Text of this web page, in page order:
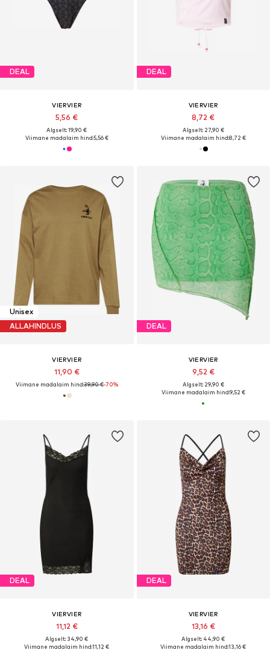
DEAL
VIERVIER
5,56 €
Algselt: 19,90 €
Viimane madalaim hind:5,56 €
DEAL
VIERVIER
8,72 €
Algselt: 27,90 €
Viimane madalaim hind:8,72 €
Unisex
ALLAHINDLUS
VIERVIER
11,90 €
Viimane madalaim hind:39,90 €-70%
DEAL
VIERVIER
9,52 €
Algselt: 29,90 €
Viimane madalaim hind:9,52 €
DEAL
VIERVIER
11,12 €
Algselt: 34,90 €
Viimane madalaim hind:11,12 €
DEAL
VIERVIER
13,16 €
Algselt: 44,90 €
Viimane madalaim hind:13,16 €